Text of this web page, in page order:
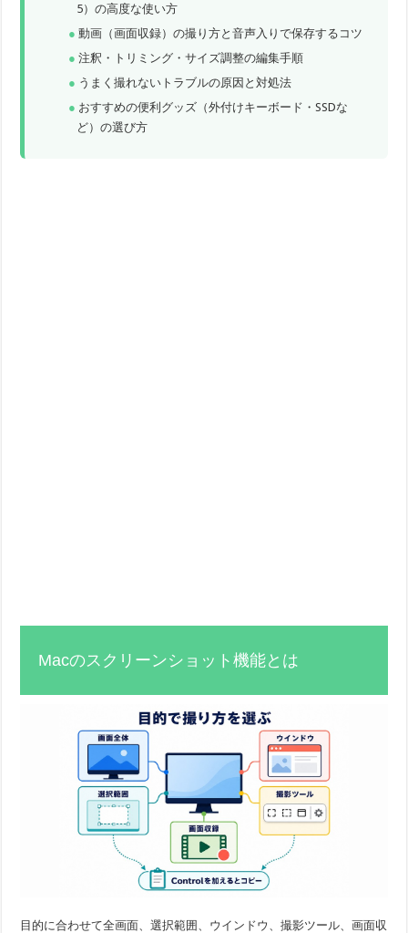
5）の高度な使い方
動画（画面収録）の撮り方と音声入りで保存するコツ
注釈・トリミング・サイズ調整の編集手順
うまく撮れないトラブルの原因と対処法
おすすめの便利グッズ（外付けキーボード・SSDな
ど）の選び方
Macのスクリーンショット機能とは
目的に合わせて全画面、選択範囲、ウインドウ、撮影ツール、画面収